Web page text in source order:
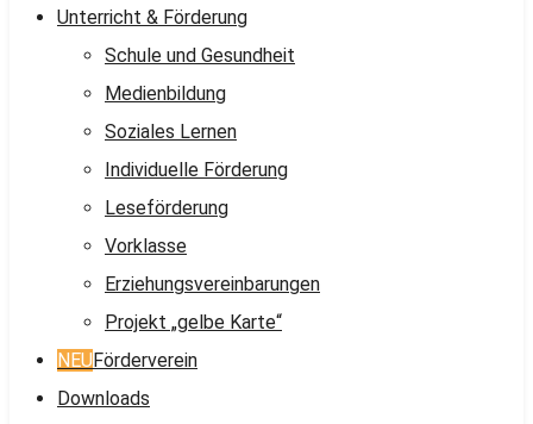
Unterricht & Förderung
Schule und Gesundheit
Medienbildung
Soziales Lernen
Individuelle Förderung
Leseförderung
Vorklasse
Erziehungsvereinbarungen
Projekt „gelbe Karte“
NEUFörderverein
Downloads